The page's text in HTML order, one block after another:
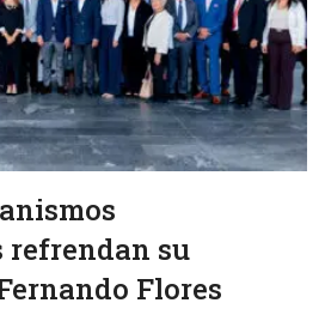
refrendan su
Flores